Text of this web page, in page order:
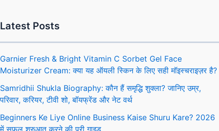
Latest Posts
Garnier Fresh & Bright Vitamin C Sorbet Gel Face
Moisturizer Cream: क्या यह ऑयली स्किन के लिए सही मॉइस्चराइज़र है?
Samridhii Shukla Biography: कौन हैं समृद्धि शुक्ला? जानिए उम्र,
परिवार, करियर, टीवी शो, बॉयफ्रेंड और नेट वर्थ
Beginners Ke Liye Online Business Kaise Shuru Kare? 2026